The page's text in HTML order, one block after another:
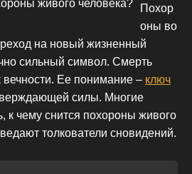
Похор
оны во
на новый жизненный
сильный символ. Смерть
вечности. Ее понимание – ключ
силы. Многие
к чему снится похороны живого
толкователи сновидений.